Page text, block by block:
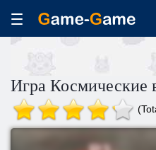
Игра Космические